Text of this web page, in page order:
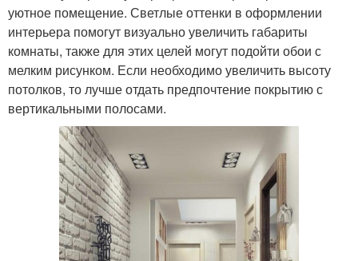
уютное помещение. Светлые оттенки в оформлении
интерьера помогут визуально увеличить габариты
комнаты, также для этих целей могут подойти обои с
мелким рисунком. Если необходимо увеличить высоту
потолков, то лучше отдать предпочтение покрытию с
вертикальными полосами.